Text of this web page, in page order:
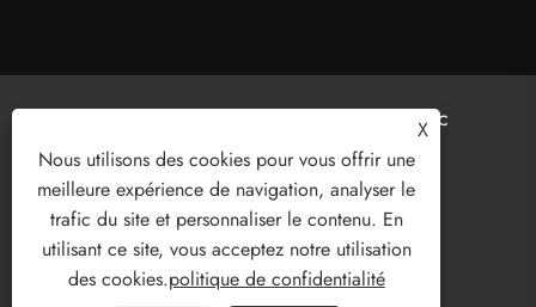
Copyright © 2025 Welcome (Wenzhou) Electric
Co., Ltd. Tous droits réservés.
Links Sitemap RSS
XML
politique de confidentialité
X
Nous utilisons des cookies pour vous offrir une
meilleure expérience de navigation, analyser le
trafic du site et personnaliser le contenu. En
utilisant ce site, vous acceptez notre utilisation
des cookies.politique de confidentialité